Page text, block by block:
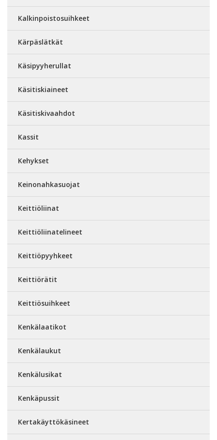
Kalkinpoistosuihkeet
Kärpäslätkät
Käsipyyherullat
Käsitiskiaineet
Käsitiskivaahdot
Kassit
Kehykset
Keinonahkasuojat
Keittiöliinat
Keittiöliinatelineet
Keittiöpyyhkeet
Keittiörätit
Keittiösuihkeet
Kenkälaatikot
Kenkälaukut
Kenkälusikat
Kenkäpussit
Kertakäyttökäsineet